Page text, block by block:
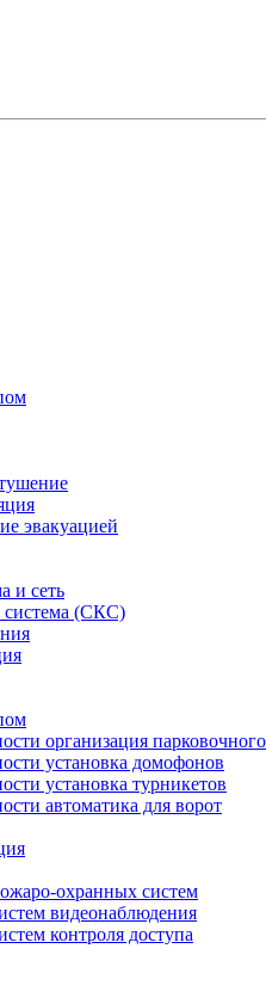
эвакуацией
и сеть
система (СКС)
организация
установка домофонов
установка турникетов
автоматика для ворот
охранных систем
видеонаблюдения
контроля доступа